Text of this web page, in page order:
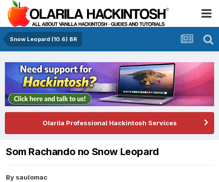
Snow Leopard (10.6) BR
Olarila Professional Hackintosh Services
Som Rachando no Snow Leopard
By saulomac